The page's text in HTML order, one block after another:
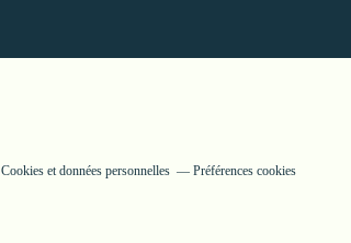
Cookies et données personnelles Préférences cookies